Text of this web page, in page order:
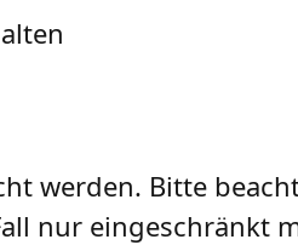
werden. Bitte
nur eingeschränkt